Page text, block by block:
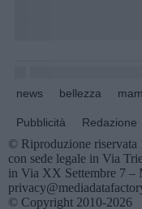
news bellezza
Pubblicità Redazione
© Riproduzione riservata
con sede legale in Via
in Via XX Settembre 7 –
© Copyright 2010-2026